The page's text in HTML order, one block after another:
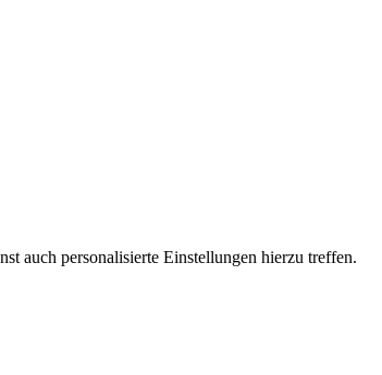
auch personalisierte Einstellungen hierzu treffen.